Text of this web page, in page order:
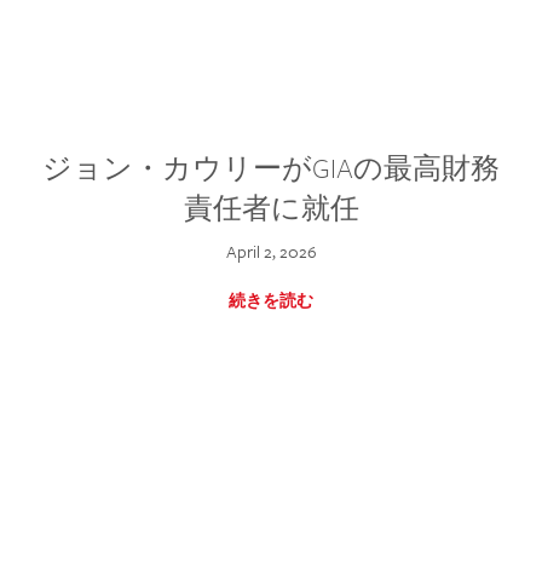
ジョン・カウリーがGIAの最高財務
責任者に就任
April 2, 2026
続きを読む